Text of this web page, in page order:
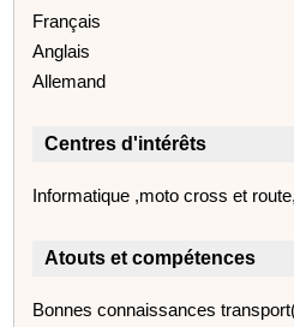
Français
Anglais
Allemand
Centres d'intérêts
Informatique ,moto cross et
Atouts et compétences
Bonnes connaissances